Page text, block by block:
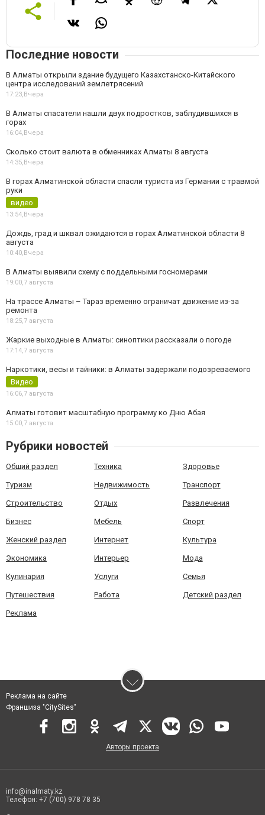
Последние новости
В Алматы открыли здание будущего Казахстанско-Китайского
центра исследований землетрясений
17:23, Вчера
В Алматы спасатели нашли двух подростков, заблудившихся в
горах
16:04, Вчера
Сколько стоит валюта в обменниках Алматы 8 августа
14:35, Вчера
В горах Алматинской области спасли туриста из Германии с травмой
руки
видео
13:54, Вчера
Дождь, град и шквал ожидаются в горах Алматинской области 8
августа
10:40, Вчера
В Алматы выявили схему с поддельными госномерами
19:00,7 августа
На трассе Алматы – Тараз временно ограничат движение из-за
ремонта
18:25,7 августа
Жаркие выходные в Алматы: синоптики рассказали о погоде
17:14,7 августа
Наркотики, весы и тайники: в Алматы задержали подозреваемого
Видео
16:06,7 августа
Алматы готовит масштабную программу ко Дню Абая
15:00,7 августа
Рубрики новостей
Общий раздел Техника Здоровье
Туризм Недвижимость Транспорт
Строительство Отдых Развлечения
Бизнес Мебель Спорт
Женский раздел Интернет Культура
Экономика Интерьер Мода
Кулинария Услуги Семья
Путешествия Работа Детский раздел
Реклама
Реклама на сайте
Франшиза "CitySites"
Авторы проекта
info@inalmaty.kz
Телефон: +7 (700) 978 78 35